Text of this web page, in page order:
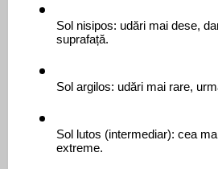
Sol nisipos: udări mai dese,
suprafață.
Sol argilos: udări mai rare,
Sol lutos (intermediar): cea
extreme.